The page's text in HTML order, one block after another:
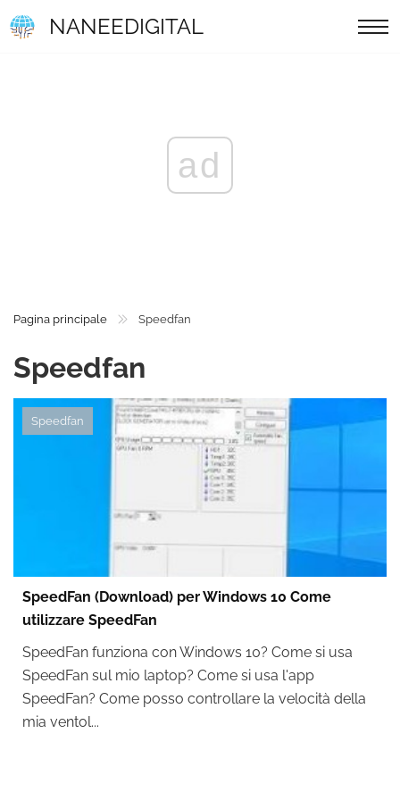
NANEEDIGITAL
ad
Pagina principale Speedfan
Speedfan
Speedfan
SpeedFan (Download) per Windows 10 Come
utilizzare SpeedFan
SpeedFan funziona con Windows 10? Come si usa
SpeedFan sul mio laptop? Come si usa l'app
SpeedFan? Come posso controllare la velocità della
mia ventol...